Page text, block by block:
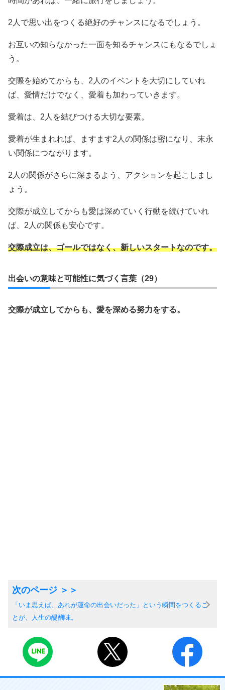
2人で思い出をつくる絶好のチャンスになるでしょう。
お互いの知らなかった一面を知るチャンスにもなるでしょ
う。
交際を始めてからも、2人のイベントを大切にしていれ
ば、愛情だけでなく、愛着も加わっていきます。
愛着は、2人を結びつける大切な要素。
愛着が生まれれば、ますます2人の関係は密になり、末永
い関係につながります。
2人の関係がさらに深まるよう、アクションを起こしまし
ょう。
交際が成立してからも愛は深めていく行動を続けていれ
ば、2人の関係も安心です。
交際成立は、ゴールではなく、新しいスタートなのです。
出会いの意味と可能性に気づく言葉（29）
交際が成立してからも、愛を深める努力をする。
「いま思えば、あれが運命の出会いだった」という瞬間をつくるこ
とが、人生の醍醐味。